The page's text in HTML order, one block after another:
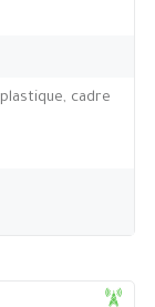
cadre